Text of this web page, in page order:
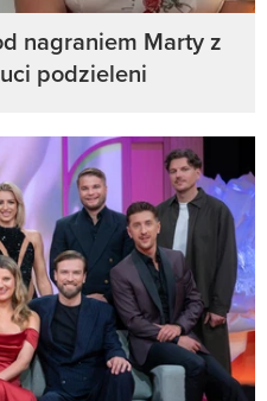
nagraniem Marty z
podzieleni